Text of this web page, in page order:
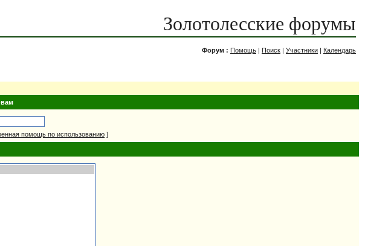
Золотолесские форумы
Форум : Помощь | Поиск | Участники | Календарь
помощь по использованию ]